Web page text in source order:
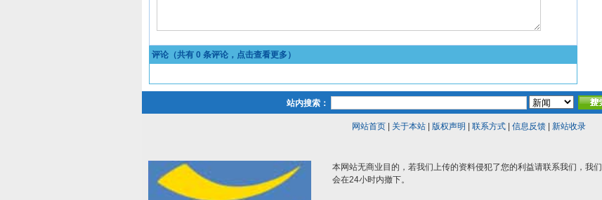
评论（共有 0 条评论，点击查看更多）
站内搜索：
网站首页| 关于本站| 版权声明 联系方式| 信息反馈| 新站收录
本网站无商业目的，若我们上传的资料侵犯了您的利益请联系我们，我们
会在24小时内撤下。